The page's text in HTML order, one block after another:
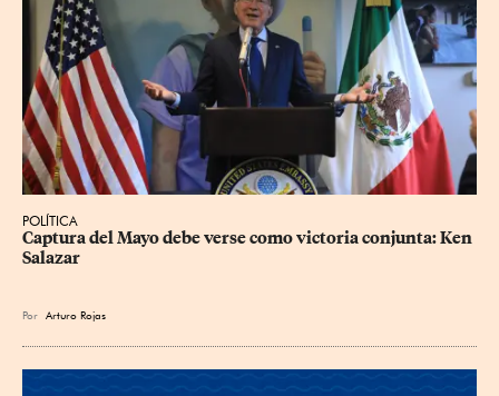
POLÍTICA
Captura del Mayo debe verse como victoria conjunta: Ken
Salazar
Por Arturo Rojas